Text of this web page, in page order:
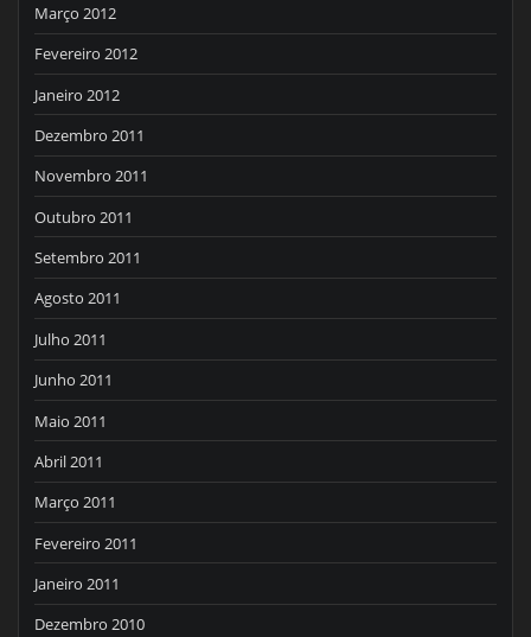
Março 2012
Fevereiro 2012
Janeiro 2012
Dezembro 2011
Novembro 2011
Outubro 2011
Setembro 2011
Agosto 2011
Julho 2011
Junho 2011
Maio 2011
Abril 2011
Março 2011
Fevereiro 2011
Janeiro 2011
Dezembro 2010